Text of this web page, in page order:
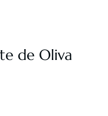
de Oliva